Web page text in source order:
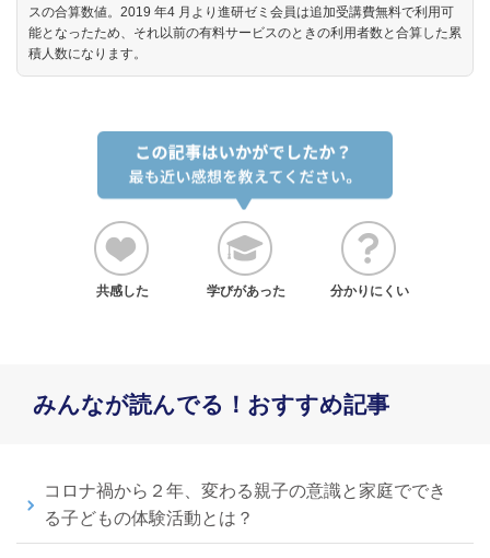
スの合算数値。2019 年4 月より進研ゼミ会員は追加受講費無料で利用可
能となったため、それ以前の有料サービスのときの利用者数と合算した累
積人数になります。
共感した 学びがあった 分かりにくい
みんなが読んでる！おすすめ記事
コロナ禍から２年、変わる親子の意識と家庭ででき
る子どもの体験活動とは？